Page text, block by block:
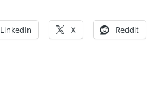
LinkedIn X Reddit